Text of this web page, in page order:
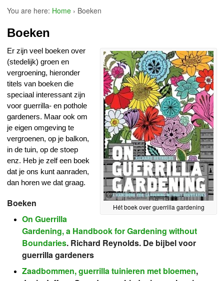
You are here: Home › Boeken
Boeken
Hét boek over guerrilla gardening
Er zijn veel boeken over
(stedelijk) groen en
vergroening, hieronder
titels van boeken die
speciaal interessant zijn
voor guerrilla- en pothole
gardeners. Maar ook om
je eigen omgeving te
vergroenen, op je balkon,
in de tuin, op de stoep
enz. Heb je zelf een boek
dat je ons kunt aanraden,
dan horen we dat graag.
Boeken
On Guerrilla
Gardening, a Handbook for Gardening without
Boundaries. Richard Reynolds. De bijbel voor
guerrilla gardeners
Zaadbommen, guerrilla tuinieren met bloemen,